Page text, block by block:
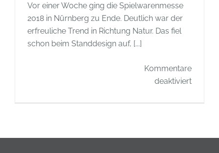
Vor einer Woche ging die Spielwarenmesse
2018 in Nürnberg zu Ende. Deutlich war der
erfreuliche Trend in Richtung Natur. Das fiel
schon beim Standdesign auf, [...]
Kommentare
deaktiviertfür